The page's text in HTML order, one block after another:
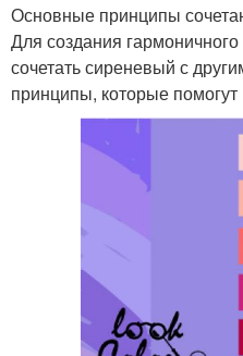
Основные принципы
Для создания
сочетать сиреневый с
принципы, которые